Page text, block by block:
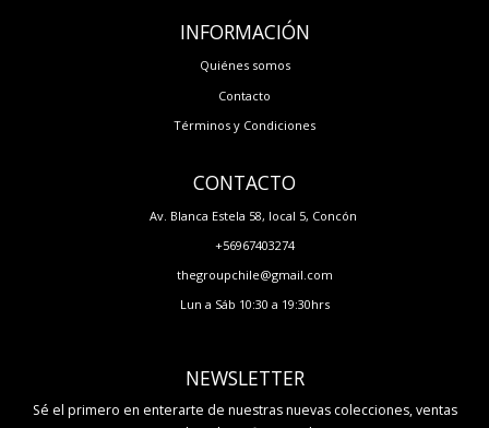
INFORMACIÓN
Quiénes somos
Contacto
Términos y Condiciones
CONTACTO
Av. Blanca Estela 58, local 5, Concón
+56967403274
thegroupchile@gmail.com
Lun a Sáb 10:30 a 19:30hrs
NEWSLETTER
Sé el primero en enterarte de nuestras nuevas colecciones, ventas